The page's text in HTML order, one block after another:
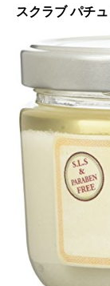
スクラブ パチ